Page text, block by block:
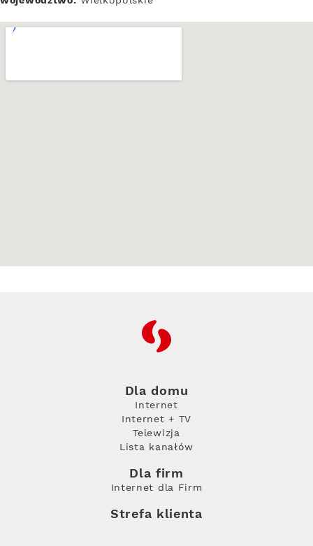
RFC
Dla domu
Internet
Internet + TV
Telewizja
Lista kanałów
Dla firm
Internet dla Firm
Strefa klienta